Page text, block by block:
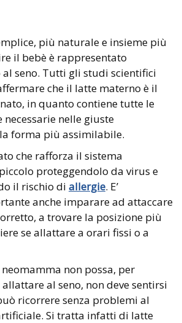
più naturale e insieme più
il bebè è rappresentato
seno. Tutti gli studi scientifici
che il latte materno è il
in quanto contiene tutte le
nelle giuste
forma più assimilabile.
che rafforza il sistema
proteggendolo da virus e
il rischio di allergie. E’
anche imparare ad attaccare
a trovare la posizione più
se allattare a orari fissi o a
non possa, per
al seno, non deve sentirsi
ricorrere senza problemi al
Si tratta infatti di latte